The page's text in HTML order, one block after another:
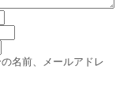
名前、メールアドレ